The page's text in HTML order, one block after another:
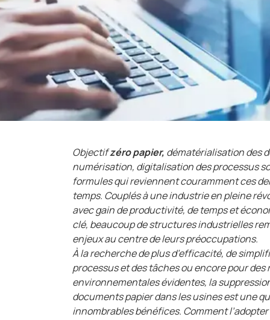
Objectifzéro papier, dématérialisation des
numérisation, digitalisation des processus
formules qui reviennent couramment ces
temps. Couplés à une industrie en pleine
avec gain de productivité, de temps et
clé, beaucoup de structures industrielles
enjeux au centre de leurs préoccupations.
À la recherche de plus d’efficacité, de
processus et des tâches ou encore pour des
environnementales évidentes, la
documents papier dans les usines est une
innombrables bénéfices. Comment